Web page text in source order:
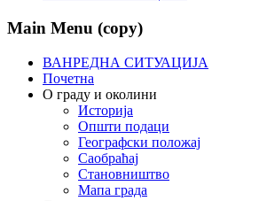
Main Menu (copy)
ВАНРЕДНА СИТУАЦИЈА
Почетна
О граду и околини
Историја
Општи подаци
Географски положај
Саобраћај
Становништво
Мапа града